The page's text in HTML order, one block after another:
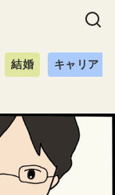
結婚 キャリア